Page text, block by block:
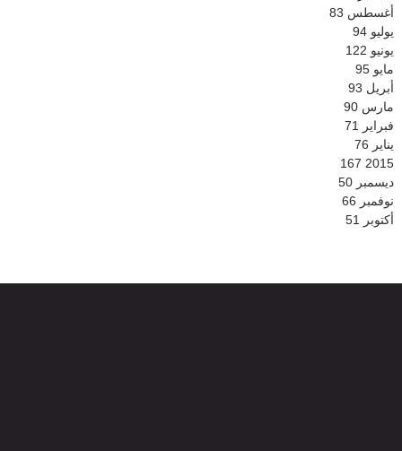
أغسطس 83
يوليو 94
يونيو 122
مايو 95
أبريل 93
مارس 90
فبراير
71
يناير 76
2015
167
ديسمبر 50
نوفمبر 66
أكتوبر
51